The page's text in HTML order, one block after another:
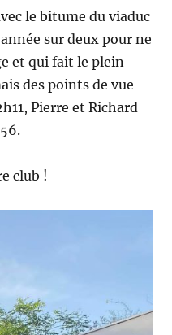
le bitume du viaduc
sur deux pour ne
et qui fait le plein
des points de vue
Pierre et Richard
club !